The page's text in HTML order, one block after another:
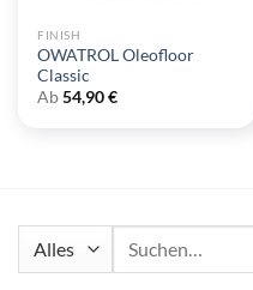
FINISH
OWATROL Oleofloor
Classic
Ab54,90€